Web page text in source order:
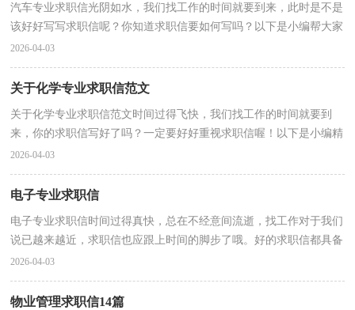
汽车专业求职信光阴如水，我们找工作的时间就要到来，此时是不是
该好好写写求职信呢？你知道求职信要如何写吗？以下是小编帮大家
整理的汽车专业求职信，仅供参考，大家一起来看看吧。 ...
2026-04-03
关于化学专业求职信范文
关于化学专业求职信范文时间过得飞快，我们找工作的时间就要到
来，你的求职信写好了吗？一定要好好重视求职信喔！以下是小编精
心整理的关于化学专业求职信范文，欢迎阅读，希望大家能够...
2026-04-03
电子专业求职信
电子专业求职信时间过得真快，总在不经意间流逝，找工作对于我们
说已越来越近，求职信也应跟上时间的脚步了哦。好的求职信都具备
一些什么特点呢？下面是小编为大家整理的电子专业求...
2026-04-03
物业管理求职信14篇